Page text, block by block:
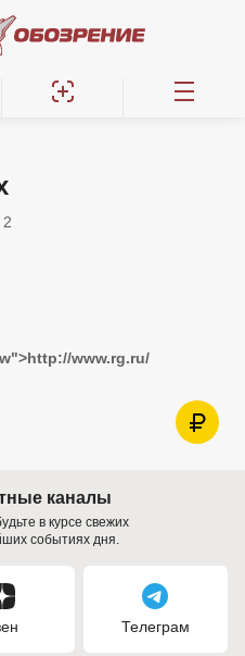
2
http://www.rg.ru/
каналы
в курсе свежих
событиях дня.
Телеграм